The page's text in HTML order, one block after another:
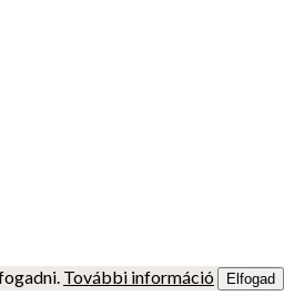
További információ Elfogad